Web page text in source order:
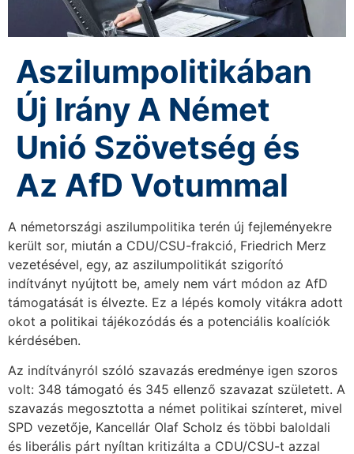
Aszilumpolitikában
Új Irány A Német
Unió Szövetség és
Az AfD Votummal
A németországi aszilumpolitika terén új fejleményekre
került sor, miután a CDU/CSU-frakció, Friedrich Merz
vezetésével, egy, az aszilumpolitikát szigorító
indítványt nyújtott be, amely nem várt módon az AfD
támogatását is élvezte. Ez a lépés komoly vitákra adott
okot a politikai tájékozódás és a potenciális koalíciók
kérdésében.
Az indítványról szóló szavazás eredménye igen szoros
volt: 348 támogató és 345 ellenző szavazat született. A
szavazás megosztotta a német politikai színteret, mivel
SPD vezetője, Kancellár Olaf Scholz és többi baloldali
és liberális párt nyíltan kritizálta a CDU/CSU-t azzal